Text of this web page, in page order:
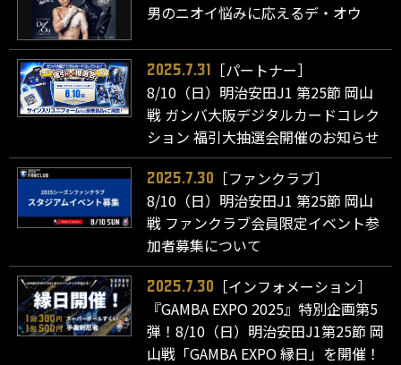
男のニオイ悩みに応えるデ・オウ
2025.7.31
［パートナー］
8/10（日）明治安田J1 第25節 岡山
戦 ガンバ大阪デジタルカードコレク
ション 福引大抽選会開催のお知らせ
2025.7.30
［ファンクラブ］
8/10（日）明治安田J1 第25節 岡山
戦 ファンクラブ会員限定イベント参
加者募集について
2025.7.30
［インフォメーション］
『GAMBA EXPO 2025』特別企画第5
弾！8/10（日）明治安田J1第25節 岡
山戦「GAMBA EXPO 縁日」を開催！